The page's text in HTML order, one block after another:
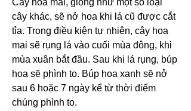
Cây hoa mai, giống như một số loại
cây khác, sẽ nở hoa khi lá cũ được cắt
tỉa. Trong điều kiện tự nhiên, cây hoa
mai sẽ rụng lá vào cuối mùa đông, khi
mùa xuân bắt đầu. Sau khi lá rụng, búp
hoa sẽ phình to. Búp hoa xanh sẽ nở
sau 6 hoặc 7 ngày kể từ thời điểm
chúng phình to.